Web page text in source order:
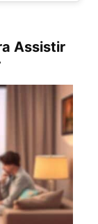
Assistir